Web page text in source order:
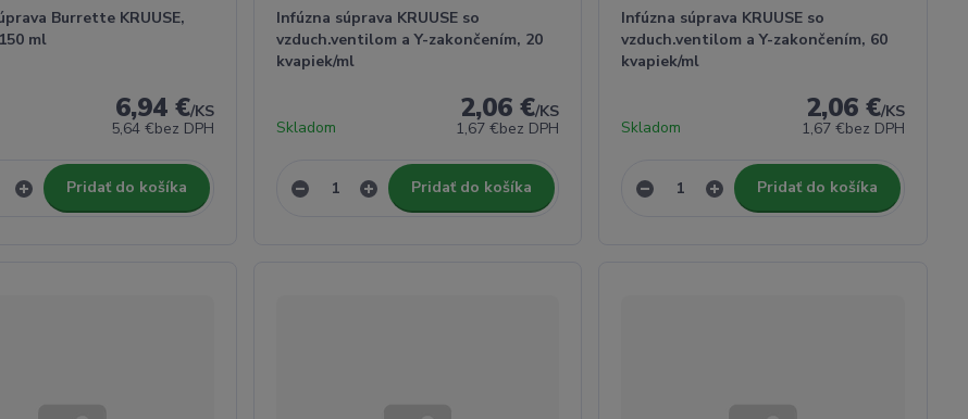
Burrette KRUUSE,
ml
6,94 €/KS
5,64 €bez DPH
Pridať do košíka
Infúzna súprava KRUUSE so
vzduch.ventilom a Y-zakončením, 20
kvapiek/ml
2,06 €/KS
1,67 €bez DPH
Skladom
Pridať do košíka
Infúzna súprava KRUUSE so
vzduch.ventilom a Y-zakončením, 60
kvapiek/ml
2,06 €/KS
1,67 €bez DPH
Skladom
Pridať do košíka